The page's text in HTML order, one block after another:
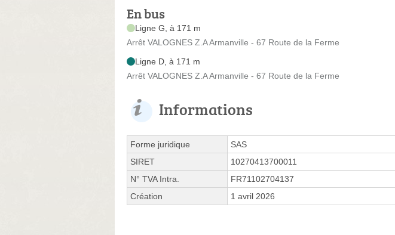
En bus
Ligne G, à 171 m
Arrêt VALOGNES Z.A Armanville - 67 Route de la Ferme
Ligne D, à 171 m
Arrêt VALOGNES Z.A Armanville - 67 Route de la Ferme
Informations
Forme juridique
SAS
SIRET
10270413700011
N° TVA Intra.
FR71102704137
Création
1 avril 2026